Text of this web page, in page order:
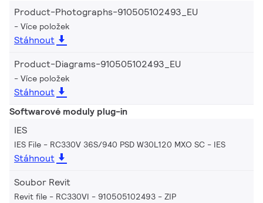
Product-Photographs-910505102493_EU
Více položek
Stáhnout
Product-Diagrams-910505102493_EU
Více položek
Stáhnout
Softwarové moduly plug-in
IES
IES File - RC330V 36S/940 PSD W30L120 MXO SC IES
Stáhnout
Soubor Revit
Revit file - RC330VI - 910505102493 ZIP